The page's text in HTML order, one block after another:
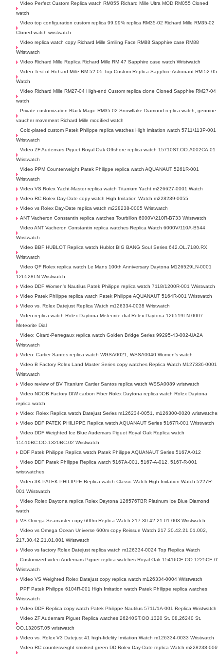
Video Perfect Custom Replica watch RM055 Richard Mille Ultra MOD RM055 Cloned
watch
Video top configuration custom replica 99.99% replica RM35-02 Richard Mille RM35-02
Cloned watch wristwatch
Video replica watch copy Richard Mille Smiling Face RM88 Sapphire case RM88
Wristwatch
Video Richard Mille Replica Richard Mille RM 47 Sapphire case watch Wristwatch
Video Test of Richard Mille RM 52-05 Top Custom Replica Sapphire Astronaut RM 52-05
Watch
Video Richard Mille RM27-04 High-end Custom replica clone Cloned Sapphire RM27-04
watch
Private customization Black Magic RM35-02 Snowflake Diamond replica watch, genuine
vaucher movement Richard Mille modified watch
Gold-plated custom Patek Philippe replica watches High imitation watch 5711/113P-001
Wristwatch
Video ZF Audemars Piguet Royal Oak Offshore replica watch 15710ST.OO.A002CA.01
Wristwatch
Video PPM Counterweight Patek Philippe replica watch AQUANAUT 5261R-001
Wristwatch
Video VS Rolex Yacht-Master replica watch Titanium Yacht m226627-0001 Watch
Video RC Rolex Day-Date copy watch High Imitation Watch m228239-0055
Video vs Rolex Day-Date replica watch m228238-0005 Wristwatch
ANT Vacheron Constantin replica watches Tourbillon 6000V/210R-B733 Wristwatch
Video ANT Vacheron Constantin replica watches Replica Watch 6000V/110A-B544
Wristwatch
Video BBF HUBLOT Replica watch Hublot BIG BANG Soul Series 642.OL.7180.RX
Wristwatch
Video QF Rolex replica watch Le Mans 100th Anniversary Daytona M126529LN-0001
126528LN Wristwatch
Video DDF Women's Nautilus Patek Philippe replica watch 7118/1200R-001 Wristwatch
Video Patek Philippe replica watch Patek Philippe AQUANAUT 5164R-001 Wristwatch
Video vs. Rolex Datejust Replica Watch m126334-0038 Wristwatch
Video replica watch Rolex Daytona Meteorite dial Rolex Daytona 126519LN-0007
Meteorite Dial
Video: Girard-Perregaux replica watch Golden Bridge Series 99295-43-002-UA2A
Wristwatch
Video: Cartier Santos replica watch WGSA0021, WSSA0040 Women's watch
Video B Factory Rolex Land Master Series copy watches Replica Watch M127336-0001
Wristwatch
Video review of BV Titanium Cartier Santos replica watch WSSA0089 wristwatch
Video NOOB Factory DIW carbon Fiber Rolex Daytona replica watch Rolex Daytona
replica watch
Video: Rolex Replica watch Datejust Series m126234-0051, m126300-0020
Video DDF PATEK PHILIPPE Replica watch AQUANAUT Series 5167R-001 Wristwatch
Video DDF Weighted Ice Blue Audemars Piguet Royal Oak Replica watch
15510BC.OO.1320BC.02 Wristwatch
DDF Patek Philippe Replica watch Patek Philippe AQUANAUT Series 5167A-012
Video DDF Patek Philippe Replica watch 5167A-001, 5167-A-012, 5167-R-001
wristwatches
Video 3K PATEK PHILIPPE Replica watch Classic Watch High Imitation Watch 5227R-
001 Wristwatch
Video Rolex Daytona replica Rolex Daytona 126576TBR Platinum Ice Blue Diamond
watch
VS Omega Seamaster copy 600m Replica Watch 217.30.42.21.01.003 Wristwatch
Video vs Omega Ocean Universe 600m copy Reissue Watch 217.30.42.21.01.002,
217.30.42.21.01.001 Wristwatch
Video vs factory Rolex Datejust replica watch m126334-0024 Top Replica Watch
Customized video Audemars Piguet replica watches Royal Oak
Wristwatch
Video VS Weighted Rolex Datejust copy replica watch m126334-0004 Wristwatch
PPF Patek Philippe 6104R-001 High Imitation watch Patek Philippe replica watches
Wristwatch
Video DDF Replica copy watch Patek Philippe Nautilus 5711/1A-001 Replica Wristwatch
Video ZF Audemars Piguet Replica watches 26240ST.OO.1320 St. 08,26240 St.
OO.1320ST.05 wristwatch
Video vs. Rolex V3 Datejust 41 high-fidelity Imitation Watch m126334-0033 Wristwatch
Video RC counterweight smoked green DD Rolex Day-Date replica Watch m228238-